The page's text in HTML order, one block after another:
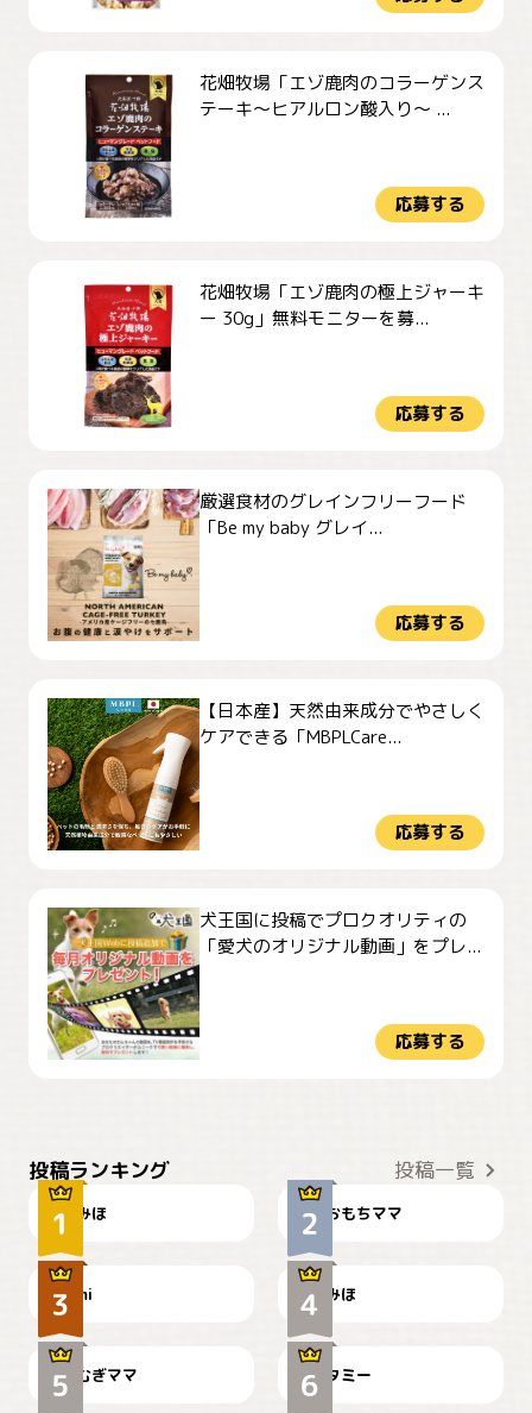
花畑牧場「エゾ鹿肉のコラーゲンス
テーキ～ヒアルロン酸入り～ ...
応募する
花畑牧場「エゾ鹿肉の極上ジャーキ
ー 30g」無料モニターを募...
応募する
厳選食材のグレインフリーフード
「Be my baby グレイ...
応募する
【日本産】天然由来成分でやさしく
ケアできる「MBPLCare...
応募する
犬王国に投稿でプロクオリティの
「愛犬のオリジナル動画」をプレ...
応募する
投稿ランキング 投稿一覧
みほ おもちママ
可愛い？
mi
見てるぞぉ
みほ
🌻とむぎ！
むぎママ
ドーベルマンのお友達邸に
て
タミー